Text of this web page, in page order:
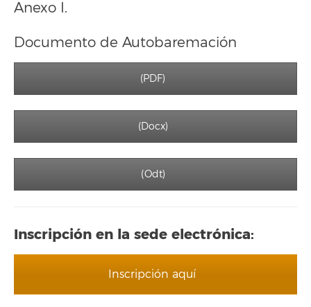
Anexo I.
Documento de Autobaremación
(PDF)
(Docx)
(Odt)
Inscripción en la sede electrónica:
Inscripción aquí